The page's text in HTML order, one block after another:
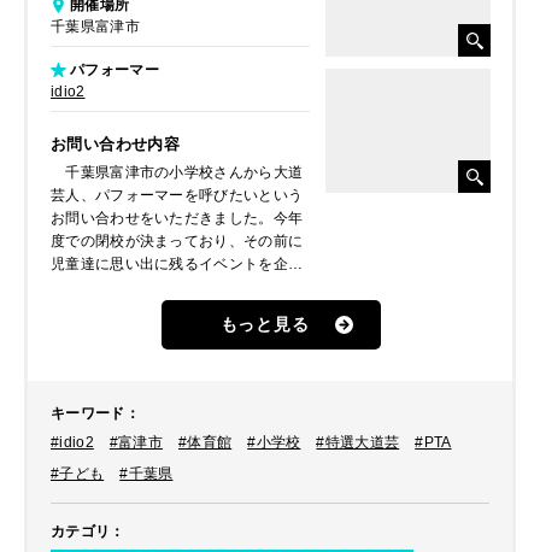
開催場所
千葉県富津市
パフォーマー
idio2
お問い合わせ内容
千葉県富津市の小学校さんから大道
芸人、パフォーマーを呼びたいという
お問い合わせをいただきました。今年
度での閉校が決まっており、その前に
児童達に思い出に残るイベントを企画
たとのことでした。そこで、ご予算や
小学生向けにおすすめの数組の大道芸
イルのコメディショーで人気を博す2
人組・「idio2（イディオッツ）」がお
伺いすることとなりました。
もっと見る
キーワード ：
#idio2
#富津市 #体育館 #小学校 #特選大道芸
#PTA
#子ども
#千葉県
カテゴリ ：